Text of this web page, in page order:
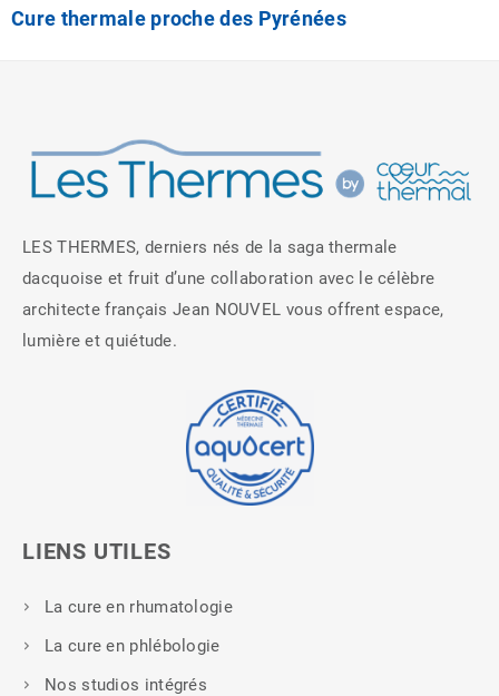
Cure thermale proche des Pyrénées
Cure thermale proche du Gers
LES THERMES, derniers nés de la saga thermale
dacquoise et fruit d’une collaboration avec le célèbre
architecte français Jean NOUVEL vous offrent espace,
lumière et quiétude.
LIENS UTILES
La cure en rhumatologie
La cure en phlébologie
Nos studios intégrés